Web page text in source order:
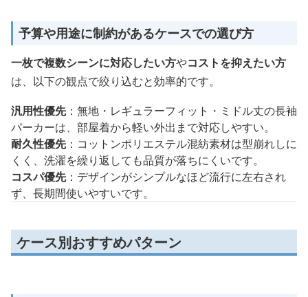
予算や用途に制約があるケースでの選び方
一枚で複数シーンに対応したい方やコストを抑えたい方
は、以下の観点で絞り込むと効率的です。
汎用性優先：無地・レギュラーフィット・ミドル丈の長袖
パーカーは、部屋着から軽い外出まで対応しやすい。
耐久性優先：コットンポリエステル混紡素材は型崩れしに
くく、洗濯を繰り返しても品質が落ちにくいです。
コスパ優先：デザインがシンプルなほど流行に左右され
ず、長期間使いやすいです。
ケース別おすすめパターン